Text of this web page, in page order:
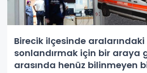
Birecik ilçesinde
sonlandırmak için bir araya
arasında henüz bilinmeyen